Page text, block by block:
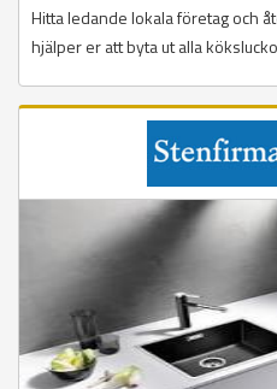
Hitta ledande lokala företag och
hjälper er att byta ut alla